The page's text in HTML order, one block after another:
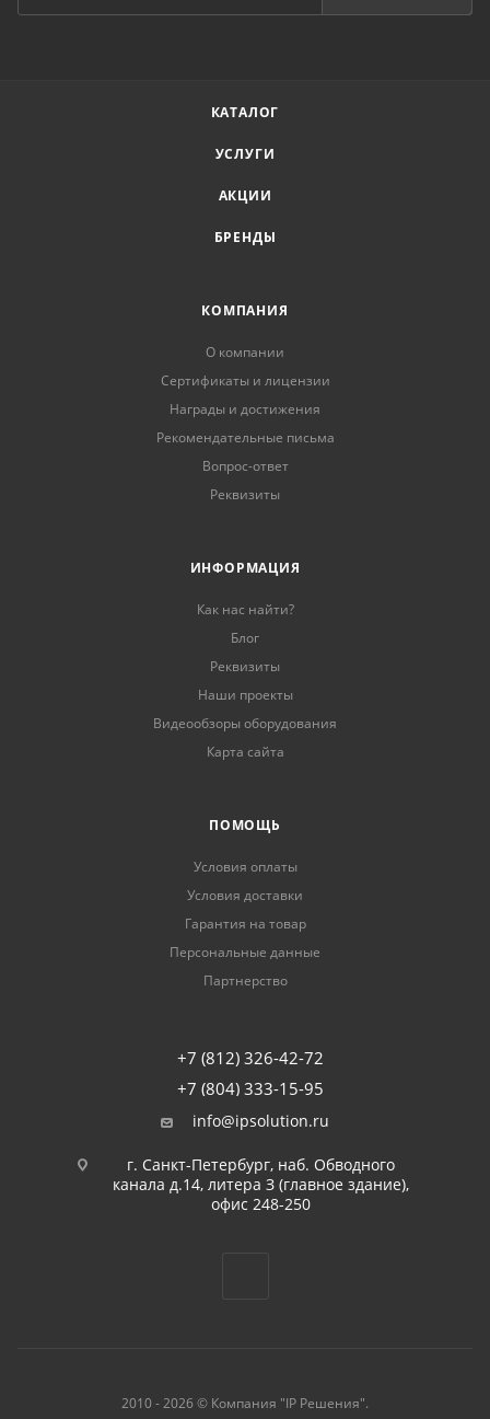
КАТАЛОГ
УСЛУГИ
АКЦИИ
БРЕНДЫ
КОМПАНИЯ
О компании
Сертификаты и лицензии
Награды и достижения
Рекомендательные письма
Вопрос-ответ
Реквизиты
ИНФОРМАЦИЯ
Как нас найти?
Блог
Реквизиты
Наши проекты
Видеообзоры оборудования
Карта сайта
ПОМОЩЬ
Условия оплаты
Условия доставки
Гарантия на товар
Персональные данные
Партнерство
+7 (812) 326-42-72
+7 (804) 333-15-95
info@ipsolution.ru
г. Санкт-Петербург, наб. Обводного
канала д.14, литера З (главное здание),
офис 248-250
2010 - 2026 © Компания "IP Решения".